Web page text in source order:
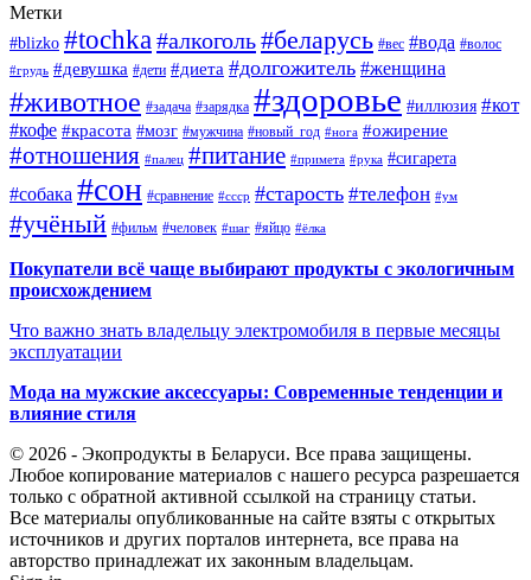
Метки
#blizko #tochka #алкоголь#беларусь #вес #вода #волос
#грудь #девушка #дети #диета #долгожитель #женщина
#животное #задача #зарядка #здоровье #иллюзия #кот
#кофе #красота #мозг #мужчина #новый_год #нога #ожирение
#отношения #палец #питание #примета #рука #сигарета
#собака #сон #сравнение #ссср #старость #телефон #ум
#учёный #фильм #человек #шаг #яйцо #ёлка
Покупатели всё чаще выбирают продукты с экологичным
происхождением
Что важно знать владельцу электромобиля в первые месяцы
эксплуатации
Мода на мужские аксессуары: Современные тенденции и
влияние стиля
© 2026 - Экопродукты в Беларуси. Все права защищены.
Любое копирование материалов с нашего ресурса разрешается
только с обратной активной ссылкой на страницу статьи.
Все материалы опубликованные на сайте взяты с открытых
источников и других порталов интернета, все права на
авторство принадлежат их законным владельцам.